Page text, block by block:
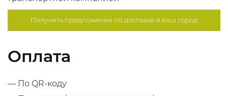
Получить предложение подоставке в ваш город
Оплата
— По QR-коду